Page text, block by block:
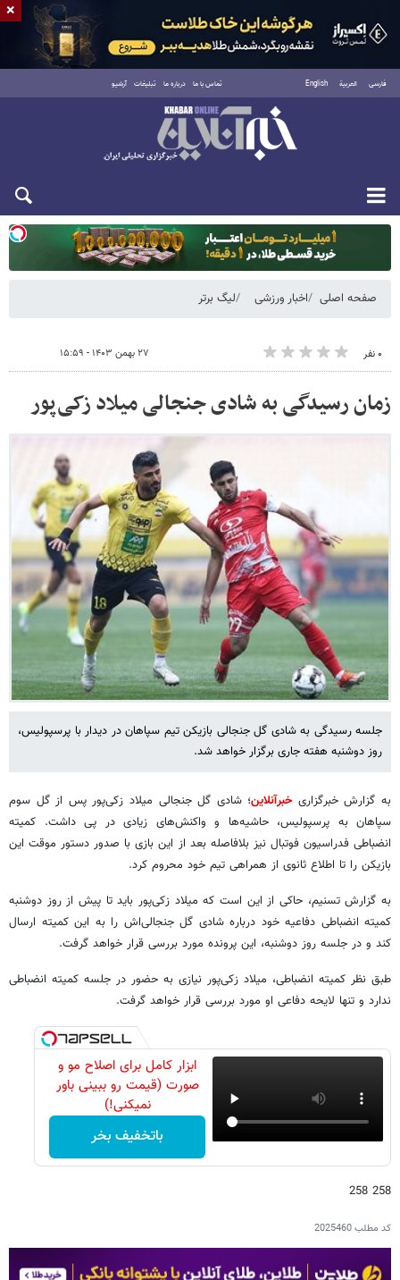
فارسی العربية English تماس با ما درباره ما تبلیغات آرشیو
یکشنبه ۱۸ مرداد ۱۴۰۵
صفحه اصلی اخبار ورزشی لیگ برتر
۰ نفر ۲۷ بهمن ۱۴۰۳ - ۱۵:۵۹
زمان رسیدگی به شادی جنجالی میلاد زکی‌پور
جلسه رسیدگی به شادی گل جنجالی بازیکن تیم سپاهان در دیدار با پرسپولیس،
روز دوشنبه هفته جاری برگزار خواهد شد.
به گزارش خبرگزاریخبرآنلاین؛ شادی گل جنجالی میلاد زکی‌پور پس از گل سوم
سپاهان به پرسپولیس، حاشیه‌ها و واکنش‌های زیادی در پی داشت. کمیته
انضباطی فدراسیون فوتبال نیز بلافاصله بعد از این بازی با صدور دستور موقت این
بازیکن را تا اطلاع ثانوی از همراهی تیم خود محروم کرد.
به گزارش تسنیم، حاکی از این است که میلاد زکی‌پور باید تا پیش از روز دوشنبه
کمیته انضباطی دفاعیه خود درباره شادی‌ گل جنجالی‌اش را به این کمیته ارسال
کند و در جلسه روز دوشنبه، این پرونده مورد بررسی قرار خواهد گرفت.
طبق نظر کمیته انضباطی، میلاد زکی‌پور نیازی به حضور در جلسه کمیته انضباطی
ندارد و تنها لایحه دفاعی او مورد بررسی قرار خواهد گرفت.
ابزار کامل برای اصلاح مو و
صورت (قیمت رو ببینی باور
نمیکنی!)
باتخفیف بخر
258 258
کد مطلب2025460
×